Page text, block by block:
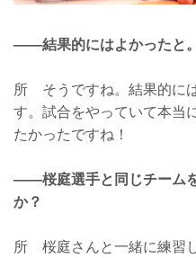
——結果的にはよかったと。
所 そうですね。結果的に
す。試合をやっていて本当
たかったですね！
——桜庭選手と同じチーム
か？
所 桜庭さんと一緒に練習